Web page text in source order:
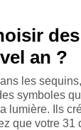
an ?
les
symboles
lumière. Ils
que votre 31